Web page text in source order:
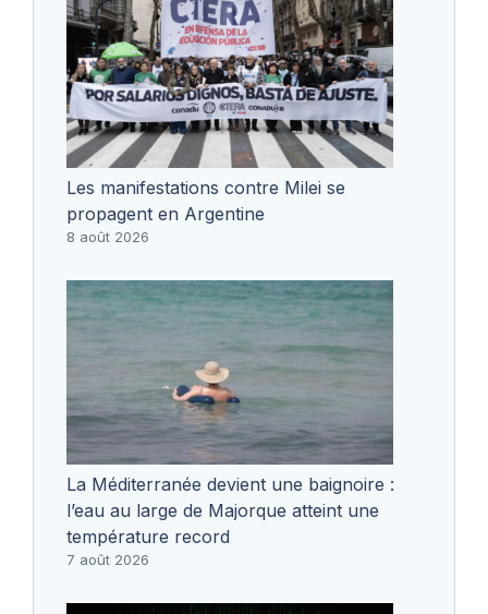
Les manifestations contre Milei se
propagent en Argentine
8 août 2026
La Méditerranée devient une baignoire :
l’eau au large de Majorque atteint une
température record
7 août 2026